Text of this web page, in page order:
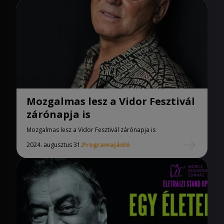
Mozgalmas lesz a Vidor Fesztivál
zárónapja is
Mozgalmas lesz a Vidor Fesztivál zárónapja is
2024. augusztus 31.Programajánló